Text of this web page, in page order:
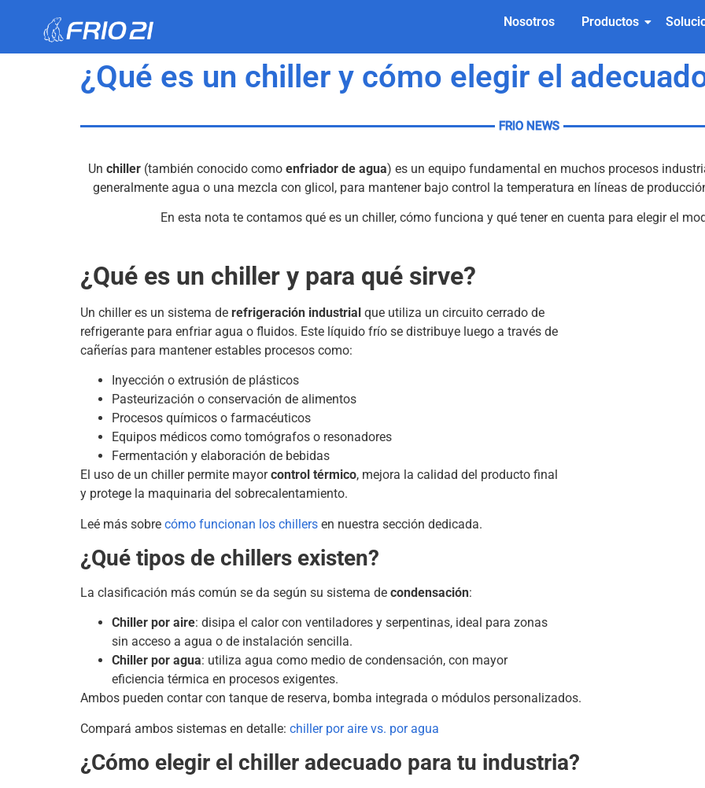
Nosotros Productos
¿Qué es un chiller y cómo elegir el
FRIO NEWS
Un chiller(también conocido como enfriador de agua) es un equipo fundamental en muchos procesos
generalmente agua o una mezcla con glicol, para mantener bajo control la temperatura en líneas de
En esta nota te contamos qué es un chiller, cómo funciona y qué tener en cuenta para elegir el
¿Qué es un chiller y para qué sirve?
Un chiller es un sistema de refrigeración industrial que utiliza un circuito cerrado de
refrigerante para enfriar agua o fluidos. Este líquido frío se distribuye luego a través de
cañerías para mantener estables procesos como:
Inyección o extrusión de plásticos
Pasteurización o conservación de alimentos
Procesos químicos o farmacéuticos
Equipos médicos como tomógrafos o resonadores
Fermentación y elaboración de bebidas
El uso de un chiller permite mayorcontrol térmico, mejora la calidad del producto final
y protege la maquinaria del sobrecalentamiento.
Leé más sobre cómo funcionan los chillers en nuestra sección dedicada.
¿Qué tipos de chillers existen?
La clasificación más común se da según su sistema de condensación:
Chiller por aire: disipa el calor con ventiladores y serpentinas, ideal para zonas
sin acceso a agua o de instalación sencilla.
Chiller por agua: utiliza agua como medio de condensación, con mayor
eficiencia térmica en procesos exigentes.
Ambos pueden contar con tanque de reserva, bomba integrada o módulos personalizados.
Compará ambos sistemas en detalle: chiller por aire vs. por agua
¿Cómo elegir el chiller adecuado para tu industria?